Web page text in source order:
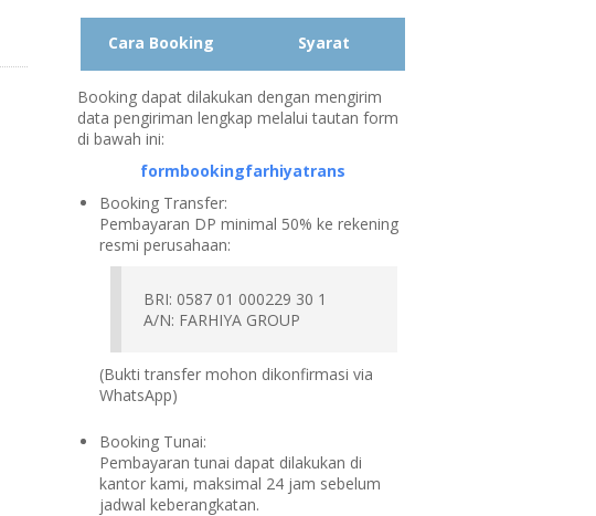
Cara Booking Syarat
Booking dapat dilakukan dengan mengirim
data pengiriman lengkap melalui tautan form
di bawah ini:
formbookingfarhiyatrans
Booking Transfer:
Pembayaran DP minimal 50% ke rekening
resmi perusahaan:
BRI: 0587 01 000229 30 1
A/N: FARHIYA GROUP
(Bukti transfer mohon dikonfirmasi via
WhatsApp)
Booking Tunai:
Pembayaran tunai dapat dilakukan di
kantor kami, maksimal 24 jam sebelum
jadwal keberangkatan.